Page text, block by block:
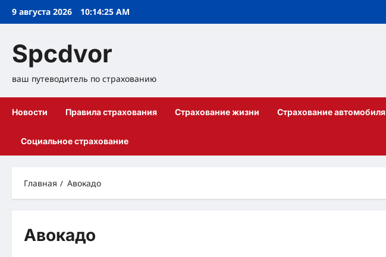
Перейти
9 августа 2026 10:14:26 AM
Spcdvor
ваш путеводитель по страхованию
Новости Правила страхования Страхование жизни Страхование автомобиля
Социальное страхование
Главная Авокадо
Авокадо